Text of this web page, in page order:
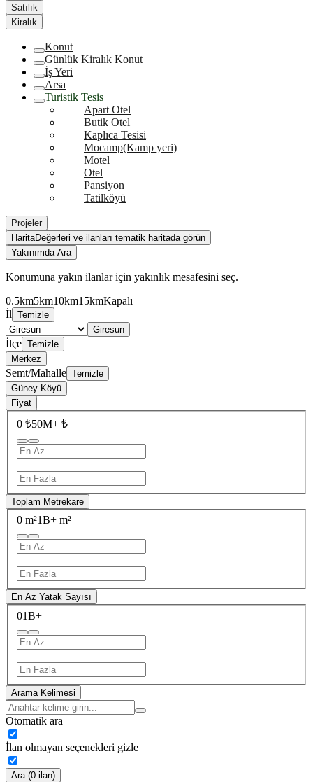
Satılık
Kiralık
Konut
Günlük Kiralık Konut
İş Yeri
Arsa
Turistik Tesis
Apart Otel
Butik Otel
Kaplıca Tesisi
Mocamp(Kamp yeri)
Motel
Otel
Pansiyon
Tatilköyü
Projeler
HaritaDeğerleri ve ilanları tematik haritada görün
Yakınımda Ara
Konumuna yakın ilanlar için yakınlık mesafesini seç.
0.5km5km10km15kmKapalı
İl Temizle
Giresun
İlçe Temizle
Merkez
Semt/Mahalle Temizle
Güney Köyü
Fiyat
0 ₺50M+ ₺
—
Toplam Metrekare
0 m²1B+ m²
—
En Az Yatak Sayısı
01B+
—
Arama Kelimesi
Otomatik ara
İlan olmayan seçenekleri gizle
Ara (0 ilan)